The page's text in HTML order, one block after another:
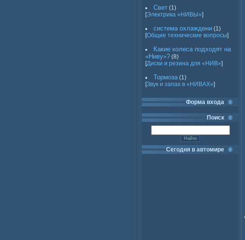
Свет (1)
[Электрика «НИВЫ»]
система охлаждени (1)
[Общие технические вопросы]
Какие колеса подходят на
«Ниву»? (8)
[Диски и резина для «НИВ»]
Тормоза (1)
[Звук и запах в «НИВАХ»]
Форма входа
Поиск
Сегодня в автомире